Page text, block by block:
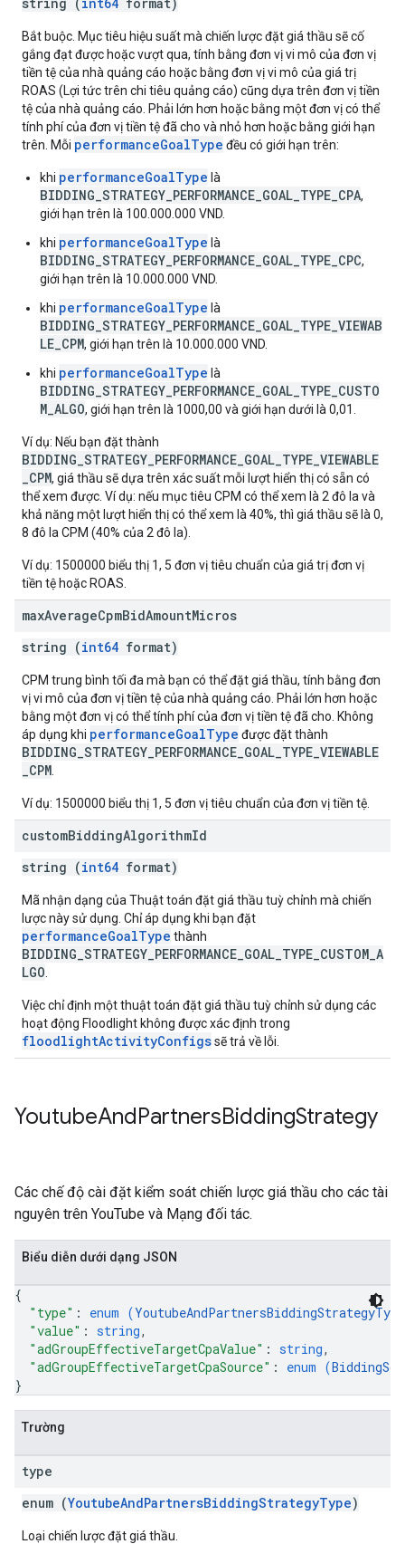
Bắt buộc. Mục tiêu hiệu suất mà chiến lược đặt giá thầu sẽ cố
gắng đạt được hoặc vượt qua, tính bằng đơn vị vi mô của đơn vị
tiền tệ của nhà quảng cáo hoặc bằng đơn vị vi mô của giá trị
ROAS (Lợi tức trên chi tiêu quảng cáo) cũng dựa trên đơn vị tiền
tệ của nhà quảng cáo. Phải lớn hơn hoặc bằng một đơn vị có thể
tính phí của đơn vị tiền tệ đã cho và nhỏ hơn hoặc bằng giới hạn
trên. Mỗi performanceGoalType đều có giới hạn trên:
khi performanceGoalType là
BIDDING_STRATEGY_PERFORMANCE_GOAL_TYPE_CPA,
giới hạn trên là 100.000.000 VND.
khi performanceGoalType là
BIDDING_STRATEGY_PERFORMANCE_GOAL_TYPE_CPC,
giới hạn trên là 10.000.000 VND.
khi performanceGoalType là
BIDDING_STRATEGY_PERFORMANCE_GOAL_TYPE_VIEWAB
LE_CPM, giới hạn trên là 10.000.000 VND.
khi performanceGoalType là
BIDDING_STRATEGY_PERFORMANCE_GOAL_TYPE_CUSTO
M_ALGO, giới hạn trên là 1000,00 và giới hạn dưới là 0,01.
Ví dụ: Nếu bạn đặt thành
BIDDING_STRATEGY_PERFORMANCE_GOAL_TYPE_VIEWABLE
_CPM, giá thầu sẽ dựa trên xác suất mỗi lượt hiển thị có sẵn có
thể xem được. Ví dụ: nếu mục tiêu CPM có thể xem là 2 đô la và
khả năng một lượt hiển thị có thể xem là 40%, thì giá thầu sẽ là 0,
8 đô la CPM (40% của 2 đô la).
Ví dụ: 1500000 biểu thị 1, 5 đơn vị tiêu chuẩn của giá trị đơn vị
tiền tệ hoặc ROAS.
maxAverageCpmBidAmountMicros
string (int64 format)
CPM trung bình tối đa mà bạn có thể đặt giá thầu, tính bằng đơn
vị vi mô của đơn vị tiền tệ của nhà quảng cáo. Phải lớn hơn hoặc
bằng một đơn vị có thể tính phí của đơn vị tiền tệ đã cho. Không
áp dụng khi performanceGoalType được đặt thành
BIDDING_STRATEGY_PERFORMANCE_GOAL_TYPE_VIEWABLE
_CPM
Ví dụ: 1500000 biểu thị 1, 5 đơn vị tiêu chuẩn của đơn vị tiền tệ.
customBiddingAlgorithmId
string (int64 format)
Mã nhận dạng của Thuật toán đặt giá thầu tuỳ chỉnh mà chiến
lược này sử dụng. Chỉ áp dụng khi bạn đặt
performanceGoalType thành
BIDDING_STRATEGY_PERFORMANCE_GOAL_TYPE_CUSTOM_A
LGO
Việc chỉ định một thuật toán đặt giá thầu tuỳ chỉnh sử dụng các
hoạt động Floodlight không được xác định trong
floodlightActivityConfigssẽ trả về lỗi.
YoutubeAndPartnersBiddingStrategy
Các chế độ cài đặt kiểm soát chiến lược giá thầu cho các tài
nguyên trên YouTube và Mạng đối tác.
Biểu diễn dưới dạng JSON
{
"type" : enum (YoutubeAndPartnersBiddingStrategyType
"value" : string,
"adGroupEffectiveTargetCpaValue" : string,
"adGroupEffectiveTargetCpaSource" : enum (
}
Trường
type
enum (YoutubeAndPartnersBiddingStrategyType)
Loại chiến lược đặt giá thầu.